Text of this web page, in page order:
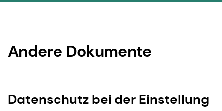
Andere Dokumente
Datenschutz bei der Einstellung